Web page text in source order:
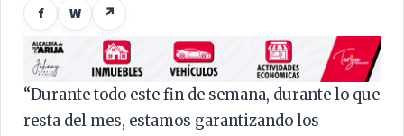
f W ↗
“Durante todo este fin de semana, durante lo que
resta del mes, estamos garantizando los